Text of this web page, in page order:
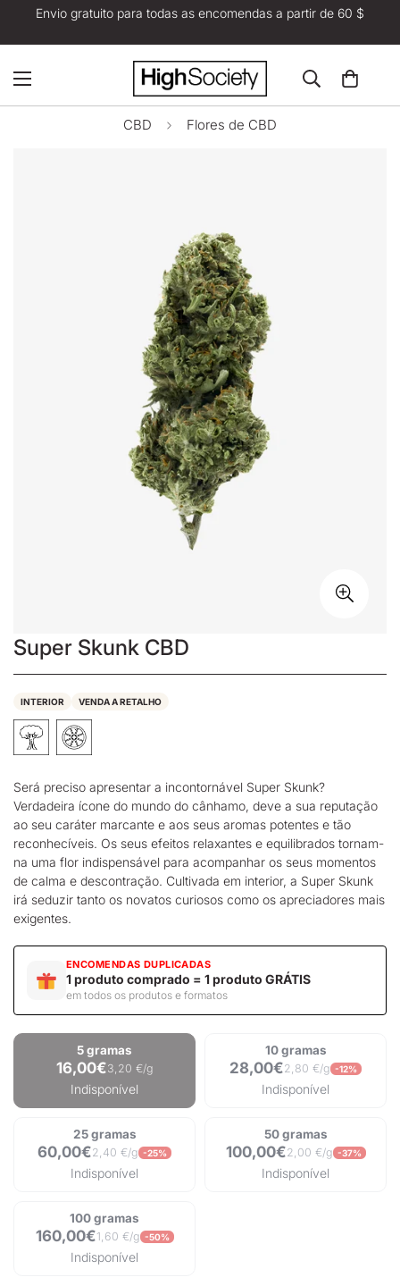
Envio gratuito para todas as encomendas a partir de 60 $
CBD Flores de CBD
Super Skunk CBD
INTERIOR VENDA A RETALHO
Será preciso apresentar a incontornável Super Skunk?
Verdadeira ícone do mundo do cânhamo, deve a sua reputação
ao seu caráter marcante e aos seus aromas potentes e tão
reconhecíveis. Os seus efeitos relaxantes e equilibrados tornam-
na uma flor indispensável para acompanhar os seus momentos
de calma e descontração. Cultivada em interior, a Super Skunk
irá seduzir tanto os novatos curiosos como os apreciadores mais
exigentes.
ENCOMENDAS DUPLICADAS
1 produto comprado = 1 produto GRÁTIS
em todos os produtos e formatos
5 gramas
16,00€3,20 €/g
Indisponível
10 gramas
28,00€2,80 €/g -12%
Indisponível
25 gramas
60,00€2,40 €/g -25%
Indisponível
50 gramas
100,00€2,00 €/g -37%
Indisponível
100 gramas
160,00€1,60 €/g -50%
Indisponível